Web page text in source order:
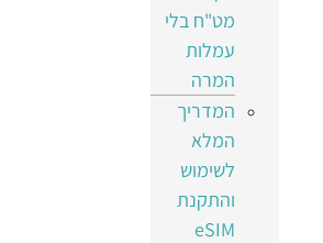
מט"ח בלי
עמלות
המרה
המדריך
המלא
לשימוש
והתקנת
eSIM